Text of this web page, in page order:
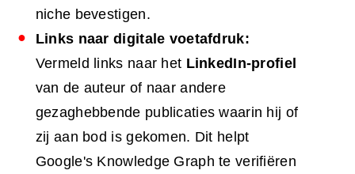
niche bevestigen.
Links naar digitale voetafdruk:
Vermeld links naar het LinkedIn-profiel
van de auteur of naar andere
gezaghebbende publicaties waarin hij of
zij aan bod is gekomen. Dit helpt
Google's Knowledge Graph te verifiëren